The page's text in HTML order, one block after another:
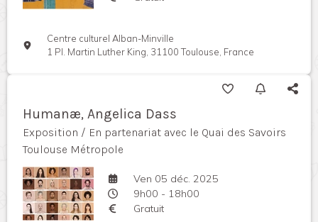
Centre culturel Alban-Minville
1 Pl. Martin Luther King, 31100 Toulouse, France
Humanæ, Angelica Dass
Exposition / En partenariat avec le Quai des Savoirs
Toulouse Métropole
Ven 05 déc. 2025
9h00 - 18h00
Gratuit